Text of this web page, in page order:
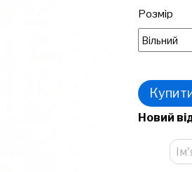
Розмір
Новий